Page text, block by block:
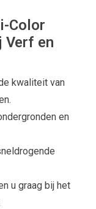
Color
Verf en
kwaliteit van
en
u graag bij het